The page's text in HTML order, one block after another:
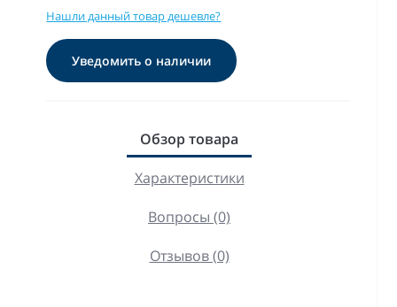
Нашли данный товар дешевле?
Уведомить о наличии
Обзор товара
Характеристики
Вопросы (0)
Отзывов (0)